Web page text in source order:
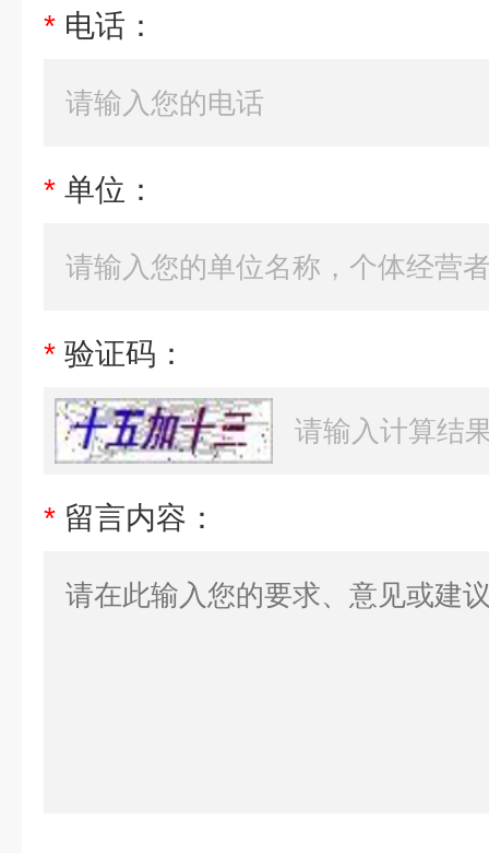
* 电话：
* 单位：
* 验证码：
* 留言内容：